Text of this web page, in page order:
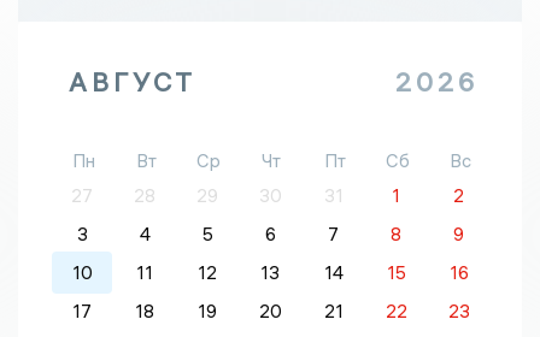
АВГУСТ 2026
Пн Вт Ср Чт Пт Сб
Вс
27
28 29 30 31 1
2
3
4 5 6 7 8
9
10
11 12 13 14 15
16
17
18 19 20 21 22
23